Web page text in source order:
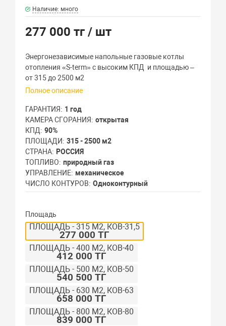
Наличие: много
277 000 тг / шт
Энергонезависимые напольные газовые котлы
отопления «S-term» с высоким КПД и площадью –
от 315 до 2500 м2
Полное описание
ГАРАНТИЯ
1 год
КАМЕРА СГОРАНИЯ
открытая
КПД
90%
ПЛОЩАДИ
315 - 2500 м2
СТРАНА
РОССИЯ
ТОПЛИВО природный газ
УПРАВЛЕНИЕ механическое
ЧИСЛО КОНТУРОВ Одноконтурный
Площадь
ПЛОЩАДЬ - 315 М2, КОВ-31,5
277 000 ТГ
ПЛОЩАДЬ - 400 М2, КОВ-40
412 000 ТГ
ПЛОЩАДЬ - 500 М2, КОВ-50
540 500 ТГ
ПЛОЩАДЬ - 630 М2, КОВ-63
658 000 ТГ
ПЛОЩАДЬ - 800 М2, КОВ-80
839 000 ТГ